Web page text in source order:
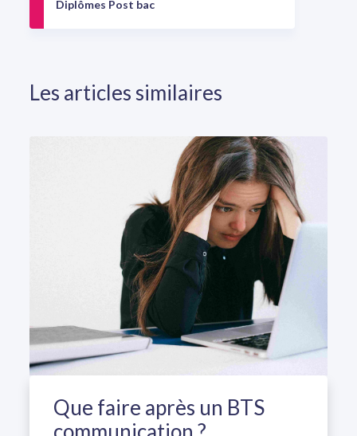
Diplômes Post bac
Les articles similaires
Que faire après un BTS
communication ?